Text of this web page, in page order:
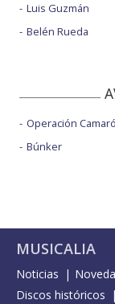
Luis Guzmán
Belén Rueda
Operación
Búnker
MUSICALIA
Noticias
Discos históricos